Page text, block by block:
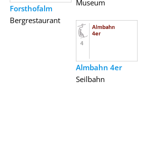
Forsthofalm
Bergrestaurant
Museum
Almbahn 4er
Seilbahn